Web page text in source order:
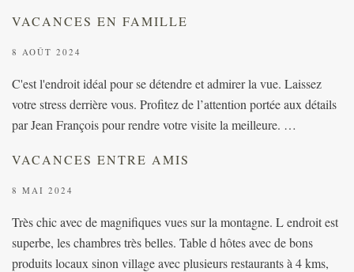
VACANCES EN FAMILLE
8 AOÛT 2024
C'est l'endroit idéal pour se détendre et admirer la vue. Laissez
votre stress derrière vous. Profitez de l’attention portée aux détails
par Jean François pour rendre votre visite la meilleure. …
VACANCES ENTRE AMIS
8 MAI 2024
Très chic avec de magnifiques vues sur la montagne. L endroit est
superbe, les chambres très belles. Table d hôtes avec de bons
produits locaux sinon village avec plusieurs restaurants à 4 kms,